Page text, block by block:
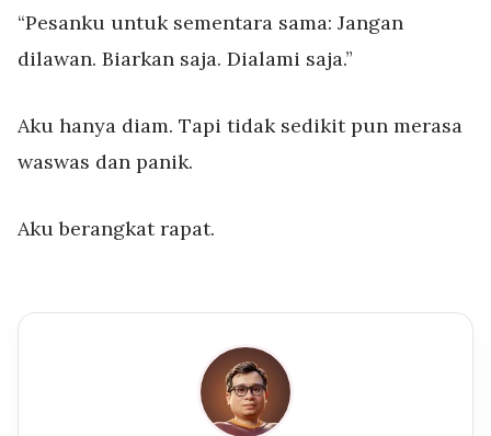
“Pesanku untuk sementara sama: Jangan
dilawan. Biarkan saja. Dialami saja.”
Aku hanya diam. Tapi tidak sedikit pun merasa
waswas dan panik.
Aku berangkat rapat.